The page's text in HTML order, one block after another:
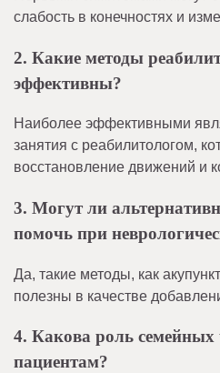
слабость в конечностях и
2. Какие методы
эффективны?
Наиболее эффективными
занятия с реабилитологом,
восстановление движений и
3. Могут ли
помочь при
Да, такие методы, как
полезны в качестве
4. Какова роль
пациентам?